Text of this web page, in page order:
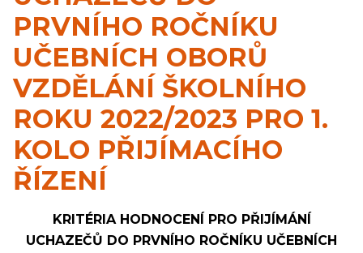
PRVNÍHO ROČNÍKU
UČEBNÍCH OBORŮ
VZDĚLÁNÍ ŠKOLNÍHO
ROKU 2022/2023 PRO 1.
KOLO PŘIJÍMACÍHO
ŘÍZENÍ
KRITÉRIA HODNOCENÍ PRO PŘIJÍMÁNÍ
UCHAZEČŮ DO PRVNÍHO ROČNÍKU UČEBNÍCH